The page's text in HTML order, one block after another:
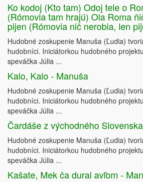
Ko kodoj (Kto tam) Odoj tele o
(Rómovia tam hrajú) Ola Roma
pijen (Rómovia nič nerobia, len
Hudobné zoskupenie Manuša (Ľudia)
hudobníci. Iniciátorkou hudobného
speváčka Júlia ...
Kalo, Kalo - Manuša
Hudobné zoskupenie Manuša (Ľudia)
hudobníci. Iniciátorkou hudobného
speváčka Júlia ...
Čardáše z východného
Hudobné zoskupenie Manuša (Ľudia)
hudobníci. Iniciátorkou hudobného
speváčka Júlia ...
Kašate, Mek ča dural avľom -